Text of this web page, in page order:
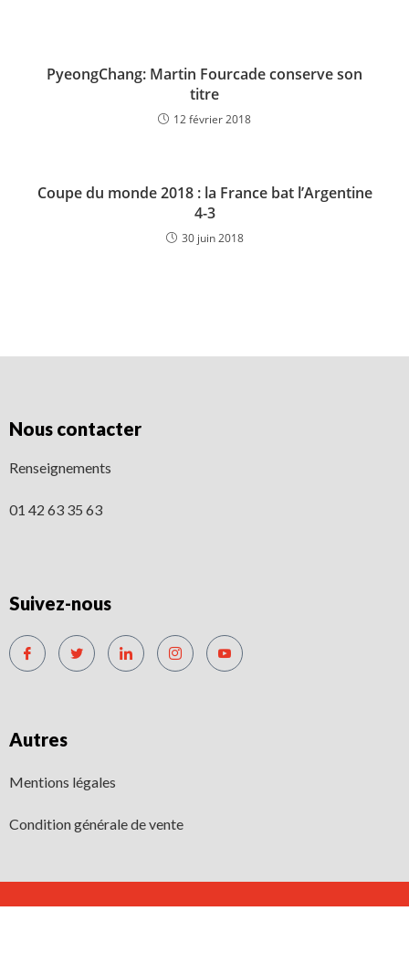
PyeongChang: Martin Fourcade conserve son
titre
12 février 2018
Coupe du monde 2018 : la France bat l’Argentine
4-3
30 juin 2018
Nous contacter
Renseignements
01 42 63 35 63
Suivez-nous
Autres
Mentions légales
Condition générale de vente